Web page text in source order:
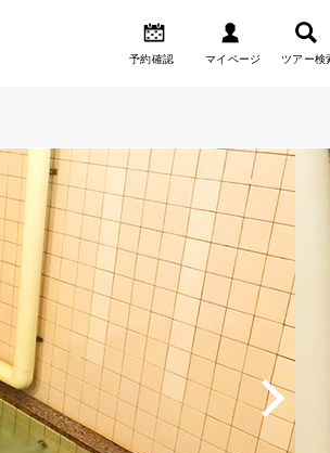
予約確認 マイページ ツアー検